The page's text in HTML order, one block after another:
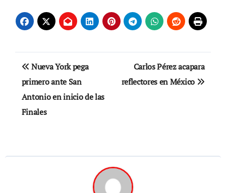
Navegación
de
entradas
Nueva York pega
primero ante San
Antonio en inicio de las
Finales
Carlos Pérez acapara
reflectores en México